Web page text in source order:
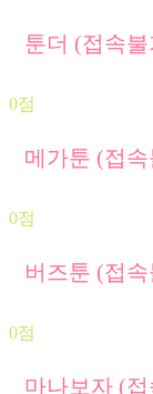
툰더 (접속불
0점
메가툰 (접
0점
버즈툰 (접
0점
마나보자 (